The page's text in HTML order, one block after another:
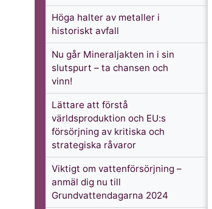
Höga halter av metaller i
historiskt avfall
Nu går Mineraljakten in i sin
slutspurt – ta chansen och
vinn!
Lättare att förstå
världsproduktion och EU:s
försörjning av kritiska och
strategiska råvaror
Viktigt om vattenförsörjning –
anmäl dig nu till
Grundvattendagarna 2024